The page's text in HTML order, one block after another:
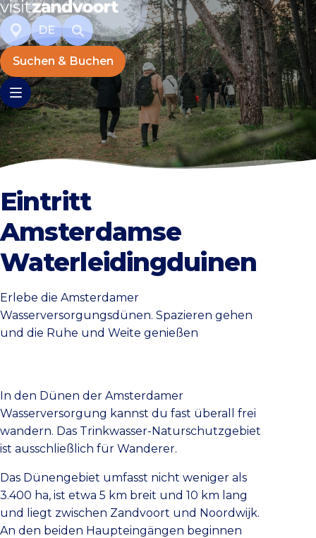
DE
Suchen & Buchen
Eintritt
Amsterdamse
Waterleidingduinen
Erlebe die Amsterdamer
Wasserversorgungsdünen. Spazieren gehen
und die Ruhe und Weite genießen
In den Dünen der Amsterdamer
Wasserversorgung kannst du fast überall frei
wandern. Das Trinkwasser-Naturschutzgebiet
ist ausschließlich für Wanderer.
Das Dünengebiet umfasst nicht weniger als
3.400 ha, ist etwa 5 km breit und 10 km lang
und liegt zwischen Zandvoort und Noordwijk.
An den beiden Haupteingängen beginnen